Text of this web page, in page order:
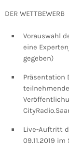
DER WETTBEWERB
Vorauswahl
eine
gegeben)
Präsentation
Live-Auftritt
09.11.2019